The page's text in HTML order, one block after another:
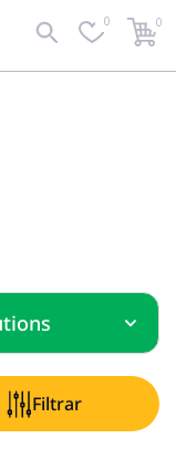
Filtrar 0 0
Filtrar